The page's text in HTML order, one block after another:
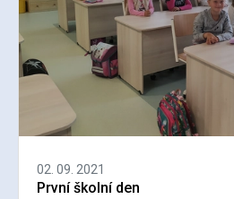
02. 09. 2021
První školní den